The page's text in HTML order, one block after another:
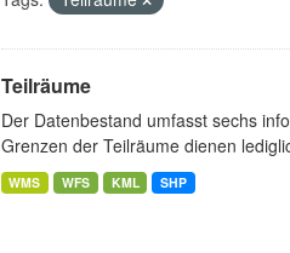
Teilräume
Der Datenbestand umfasst sechs
Grenzen der Teilräume dienen
WMS WFS KML SHP